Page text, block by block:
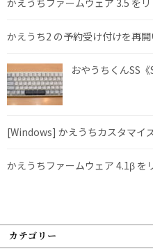
かえうち2 の予約受け付けを再
おやうちくんSS
[Windows] かえうちカスタマイ
かえうちファームウェア 4.1β を
カテゴリー